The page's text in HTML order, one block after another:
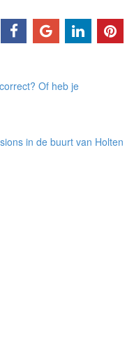
Of heb je
in de buurt van Holten